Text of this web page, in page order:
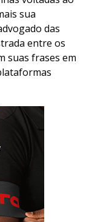
sua
das
entre os
suas frases em